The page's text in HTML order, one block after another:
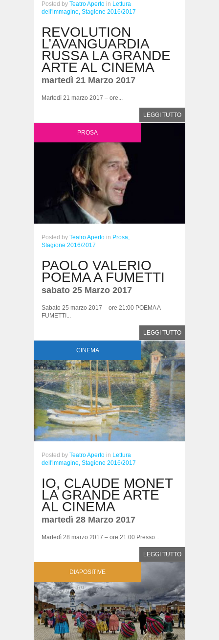
Posted by Teatro Aperto in Lettura
dell'immagine, Stagione 2016/2017
REVOLUTION
L’AVANGUARDIA
RUSSA LA GRANDE
ARTE AL CINEMA
martedì 21 Marzo 2017
Martedì 21 marzo 2017 – ore...
LEGGI TUTTO
PROSA
Posted by Teatro Aperto in Prosa,
Stagione 2016/2017
PAOLO VALERIO
POEMA A FUMETTI
sabato 25 Marzo 2017
Sabato 25 marzo 2017 – ore 21:00 POEMA A
FUMETTI...
LEGGI TUTTO
CINEMA
Posted by Teatro Aperto in Lettura
dell'immagine, Stagione 2016/2017
IO, CLAUDE MONET
LA GRANDE ARTE
AL CINEMA
martedì 28 Marzo 2017
Martedì 28 marzo 2017 – ore 21:00 Presso...
LEGGI TUTTO
DIAPOSITIVE